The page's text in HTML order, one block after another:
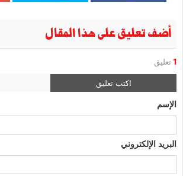
أضف تعليق على هذا المقال
1 تعليق
اكتب تعليق
الإسم
البريد الإلكتروني